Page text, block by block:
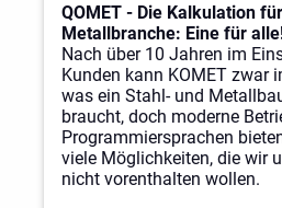
QOMET - Die Kalkulation
Metallbranche: Eine für
Nach über 10 Jahren im
Kunden kann KOMET zwar
was ein Stahl- und
braucht, doch moderne
Programmiersprachen
viele Möglichkeiten, die wir
nicht vorenthalten wollen.